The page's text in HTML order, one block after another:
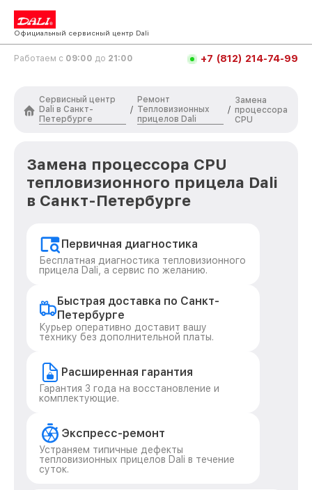
Официальный сервисный центр Dali
Работаем с 09:00 до 21:00 +7 (812) 214-74-99
Сервисный центр
Dali в Санкт-
Петербурге
/
Ремонт
Тепловизионных
прицелов Dali
/
Замена
процессора
CPU
Замена процессора CPU
тепловизионного прицела Dali
в Санкт-Петербурге
Первичная диагностика
Бесплатная диагностика тепловизионного
прицела Dali, а сервис по желанию.
Быстрая доставка по Санкт-
Петербурге
Курьер оперативно доставит вашу
технику без дополнительной платы.
Расширенная гарантия
Гарантия 3 года на восстановление и
комплектующие.
Экспресс-ремонт
Устраняем типичные дефекты
тепловизионных прицелов Dali в течение
суток.